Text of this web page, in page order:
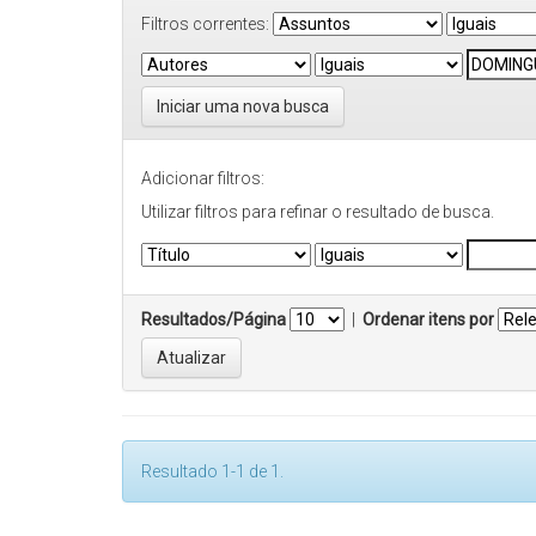
Filtros correntes:
Iniciar uma nova busca
Adicionar filtros:
Utilizar filtros para refinar o resultado de busca.
Resultados/Página Ordenar itens por
Resultado 1-1 de 1.